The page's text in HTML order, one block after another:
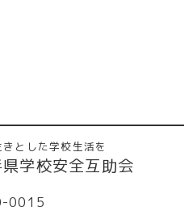
とした学校生活を
学校安全互助会
0015